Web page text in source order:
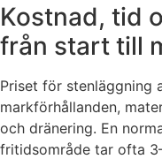
Kostnad, tid
från start till
Priset för stenläggning
markförhållanden,
och dränering. En
fritidsområde tar ofta